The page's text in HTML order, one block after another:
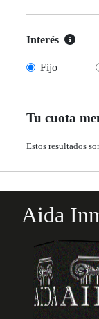
Interés
Fijo
Tu cuota
Estos resultados
Aida